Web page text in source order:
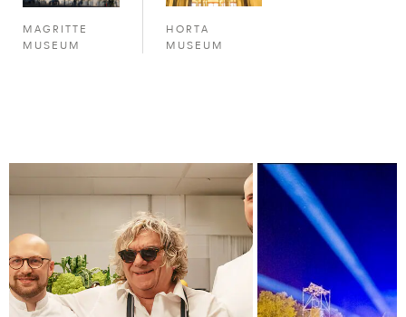
MAGRITTE
MUSEUM
HORTA
MUSEUM